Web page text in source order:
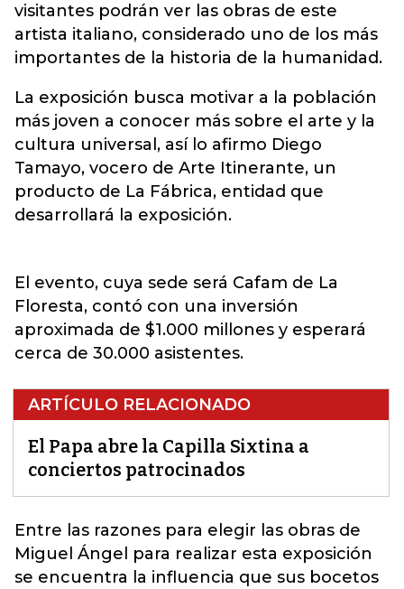
visitantes podrán ver las obras de este
artista italiano, considerado uno de los más
importantes de la historia de la humanidad.
La exposición busca motivar a la población
más joven a conocer más sobre el arte y la
cultura universal, así lo afirmo Diego
Tamayo, vocero de Arte Itinerante, un
producto de La Fábrica, entidad que
desarrollará la exposición.
El evento, cuya sede será Cafam de La
Floresta, contó con una inversión
aproximada de $1.000 millones y esperará
cerca de 30.000 asistentes.
ARTÍCULO RELACIONADO
El Papa abre la Capilla Sixtina a
conciertos patrocinados
Entre las razones para elegir las obras de
Miguel Ángel para realizar esta exposición
se encuentra la influencia que sus bocetos